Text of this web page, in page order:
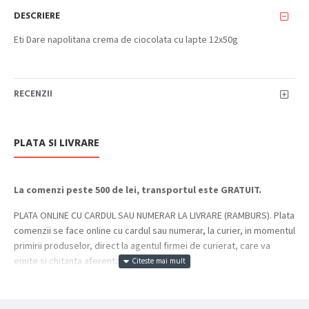
DESCRIERE
Eti Dare napolitana crema de ciocolata cu lapte 12x50g
RECENZII
PLATA SI LIVRARE
La comenzi peste 500 de lei, transportul este GRATUIT.
PLATA ONLINE CU CARDUL SAU NUMERAR LA LIVRARE (RAMBURS). Plata
comenzii se face online cu cardul sau numerar, la curier, in momentul
primirii produselor, direct la agentul firmei de curierat, care va
emite si chitanta aferenta incasarii.